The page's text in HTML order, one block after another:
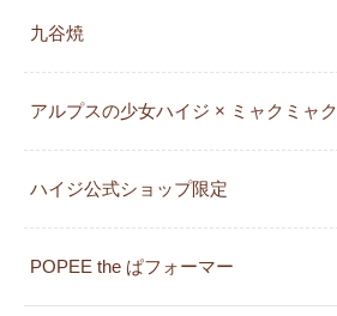
九谷焼
アルプスの少女ハイジ × ミャクミャク
ハイジ公式ショップ限定
POPEE the ぱフォーマー